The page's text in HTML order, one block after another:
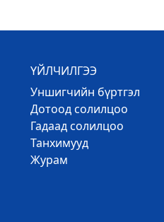
ҮЙЛЧИЛГЭЭ
Уншигчийн бүртгэл
Дотоод солилцоо
Гадаад солилцоо
Танхимууд
Журам